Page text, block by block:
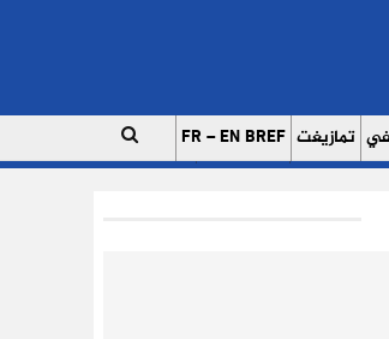
تمازيغت FR – EN BREF